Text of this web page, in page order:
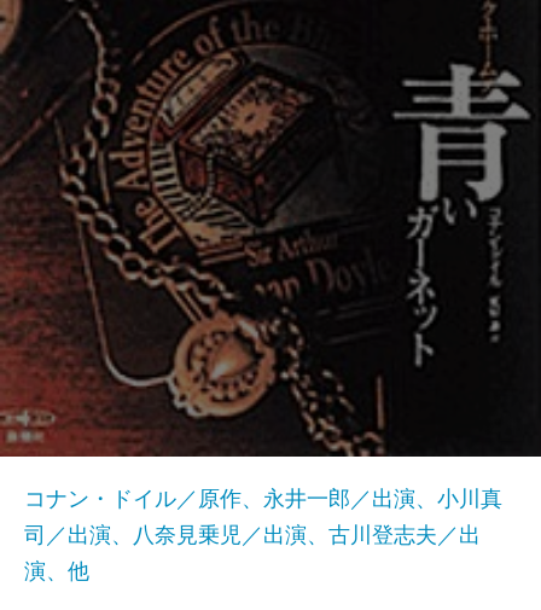
コナン・ドイル／原作、永井一郎／出演、小川真
司／出演、八奈見乗児／出演、古川登志夫／出
演、他